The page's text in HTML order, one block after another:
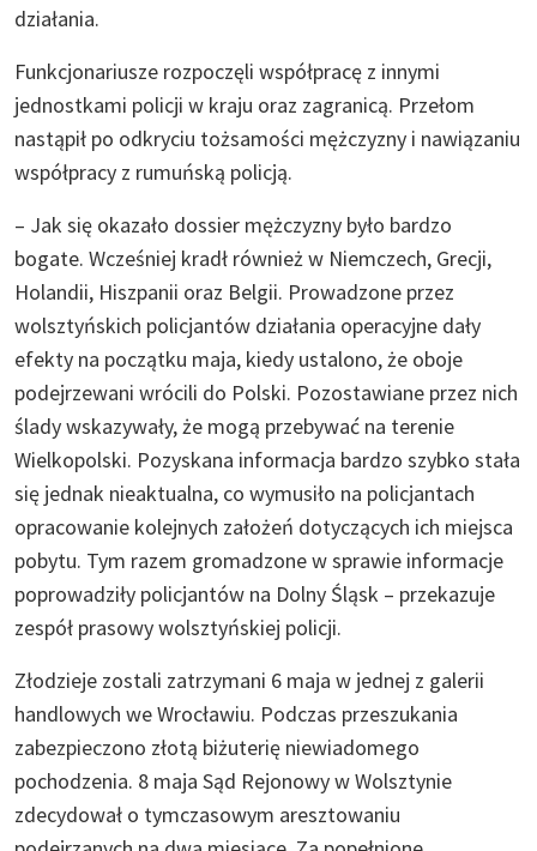
działania.
Funkcjonariusze rozpoczęli współpracę z innymi
jednostkami policji w kraju oraz zagranicą. Przełom
nastąpił po odkryciu tożsamości mężczyzny i nawiązaniu
współpracy z rumuńską policją.
– Jak się okazało dossier mężczyzny było bardzo
bogate. Wcześniej kradł również w Niemczech, Grecji,
Holandii, Hiszpanii oraz Belgii. Prowadzone przez
wolsztyńskich policjantów działania operacyjne dały
efekty na początku maja, kiedy ustalono, że oboje
podejrzewani wrócili do Polski. Pozostawiane przez nich
ślady wskazywały, że mogą przebywać na terenie
Wielkopolski. Pozyskana informacja bardzo szybko stała
się jednak nieaktualna, co wymusiło na policjantach
opracowanie kolejnych założeń dotyczących ich miejsca
pobytu. Tym razem gromadzone w sprawie informacje
poprowadziły policjantów na Dolny Śląsk – przekazuje
zespół prasowy wolsztyńskiej policji.
Złodzieje zostali zatrzymani 6 maja w jednej z galerii
handlowych we Wrocławiu. Podczas przeszukania
zabezpieczono złotą biżuterię niewiadomego
pochodzenia. 8 maja Sąd Rejonowy w Wolsztynie
zdecydował o tymczasowym aresztowaniu